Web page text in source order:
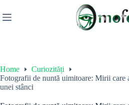
to
content
Home
Curiozități
Fotografii de nuntă uimitoare: Mirii care
unei stânci